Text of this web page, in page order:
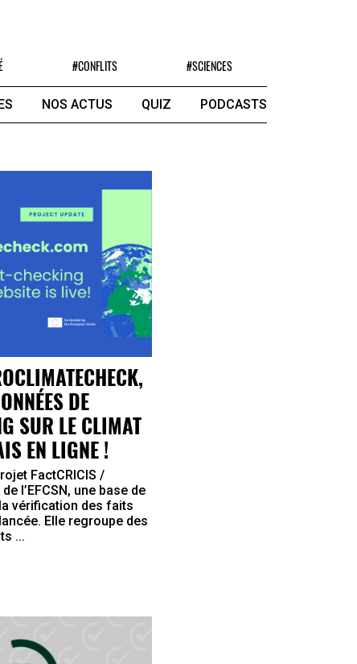
#CONFLITS #SCIENCES
NOS ACTUS QUIZ PODCASTS
DE
SUR LE CLIMAT
EN LIGNE !
FactCRICIS /
l’EFCSN, une base de
vérification des faits
Elle regroupe des
...